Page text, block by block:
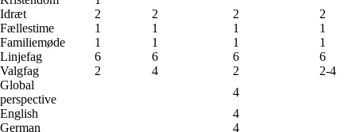
Idræt
2 2 2
2
Fællestime
1 1 1
1
Familiemøde
1 1 1
1
Linjefag
6 6 6
6
Valgfag
2 4 2
2-4
Global
perspective
4
English
4
German
4